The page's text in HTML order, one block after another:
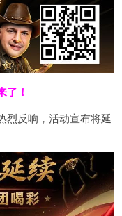
了！
烈反响，活动宣布将延